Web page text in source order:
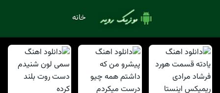
خانه